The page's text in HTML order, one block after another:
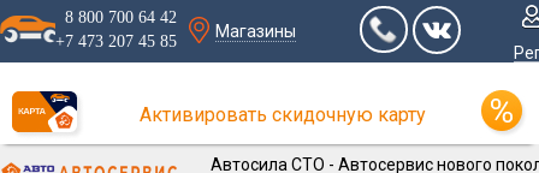
8 800 700 64 42
+7 473 207 45 85
Магазины
Активировать скидочную карту
Автосила СТО - Автосервис нового